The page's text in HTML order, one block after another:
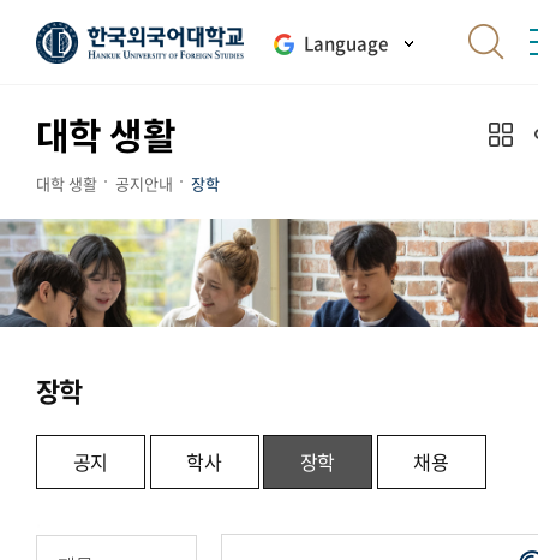
Language
대학 생활
대학 생활 공지안내 장학
장학
공지 학사 장학
채용